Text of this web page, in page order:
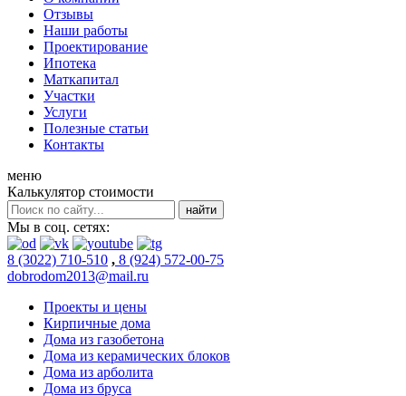
Отзывы
Наши работы
Проектирование
Ипотека
Маткапитал
Участки
Услуги
Полезные статьи
Контакты
меню
Калькулятор стоимости
Мы в соц. сетях:
8 (3022) 710-510 , 8 (924) 572-00-75
dobrodom2013@mail.ru
Проекты и цены
Кирпичные дома
Дома из газобетона
Дома из керамических блоков
Дома из арболита
Дома из бруса